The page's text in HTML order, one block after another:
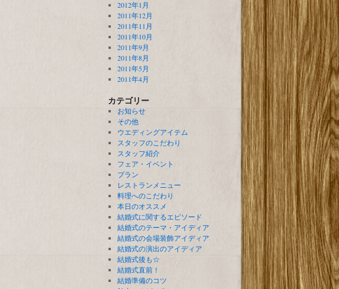
2012年1月
2011年12月
2011年11月
2011年10月
2011年9月
2011年8月
2011年5月
2011年4月
カテゴリー
お知らせ
その他
ウエディングアイテム
スタッフのこだわり
スタッフ紹介
フェア・イベント
プラン
レストランメニュー
料理へのこだわり
本日のオススメ
結婚式に関するエピソード
結婚式のテーマ・アイディア
結婚式の会場装飾アイディア
結婚式の演出のアイディア
結婚式後も☆
結婚式直前！
結婚準備のコツ